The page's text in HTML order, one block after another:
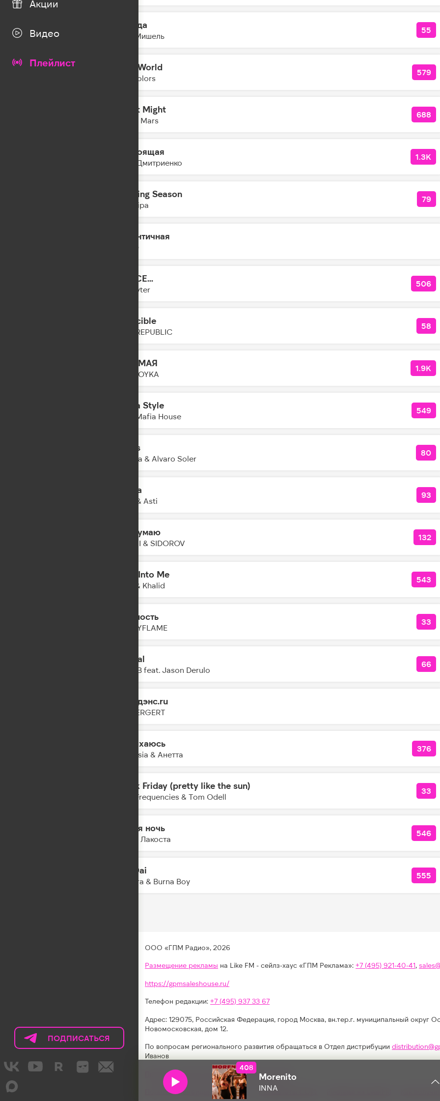
Акции
Видео
Плейлист
ПОДПИСАТЬСЯ
НА
LIKE
КОЛИЧЕСТВО ЛАЙКОВ ЗА " - ":
408
Morenito
INNA
14:23 Иногда
Моя Мишель
55
Mad World
Twocolors
579
I Just Might
Bruno Mars
688
Настоящая
Ваня Дмитриенко
1.3K
Training Season
Dua Lipa
79
Аутентичная
LYRIQ
DANCE...
Slayyyter
506
Invincible
ONE REPUBLIC
58
Я САМАЯ
MIA BOYKA
1.9K
Mafia Style
Trap Mafia House
549
Adios
Lavinia & Alvaro Soler
80
Кукла
Artik & Asti
93
Не Думаю
NANSI & SIDOROV
132
Dive Into Me
Alok & Khalid
543
Нежность
HOLLYFLAME
33
Animal
R3HAB feat. Jason Derulo
66
Евродэнс.ru
ICEGERGERT
Задыхаюсь
Amnesia & Анетта
376
Black Friday (pretty like the sun)
Lost Frequencies & Tom Odell
33
Белая ночь
Коста Лакоста
546
Dai Dai
Shakira & Burna Boy
555
ООО «ГПМ Радио», 2026
Размещение рекламы на Like FM - сейлз-хаус «ГПМ Реклама»:+7 (495) 921-40-41,
https://gpmsaleshouse.ru/
Телефон редакции:+7 (495) 937 33 67
Адрес: 129075, Российская Федерация, город Москва, вн.тер.г. муниципальный округ
Новомосковская, дом 12.
По вопросам регионального развития обращаться в Отдел дистрибуции
Иванов
Правила участия в акциях, конкурсах, играх
Политика конфиденциальности Результаты СОУТ